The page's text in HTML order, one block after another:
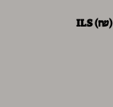
ILS (₪)